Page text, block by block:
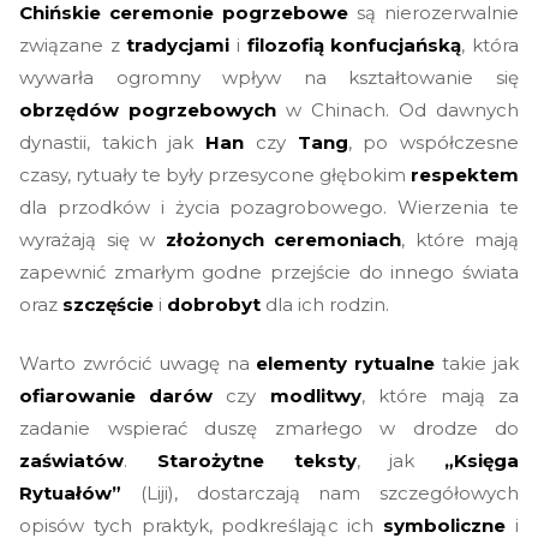
Chińskie ceremonie pogrzebowe są nierozerwalnie
związane ztradycjami i filozofią konfucjańską, która
wywarła ogromny wpływ na kształtowanie się
obrzędów pogrzebowych w Chinach. Od dawnych
dynastii, takich jak Han czy Tang, po współczesne
czasy, rytuały te były przesycone głębokim respektem
dla przodków i życia pozagrobowego. Wierzenia te
wyrażają się w złożonych ceremoniach, które mają
zapewnić zmarłym godne przejście do innego świata
oraz szczęście i dobrobyt dla ich rodzin.
Warto zwrócić uwagę na elementy rytualne takie jak
ofiarowanie darów czy modlitwy, które mają za
zadanie wspierać duszę zmarłego w drodze do
zaświatów. Starożytne teksty, jak „Księga
Rytuałów” (Liji), dostarczają nam szczegółowych
opisów tych praktyk, podkreślając ich symboliczne i